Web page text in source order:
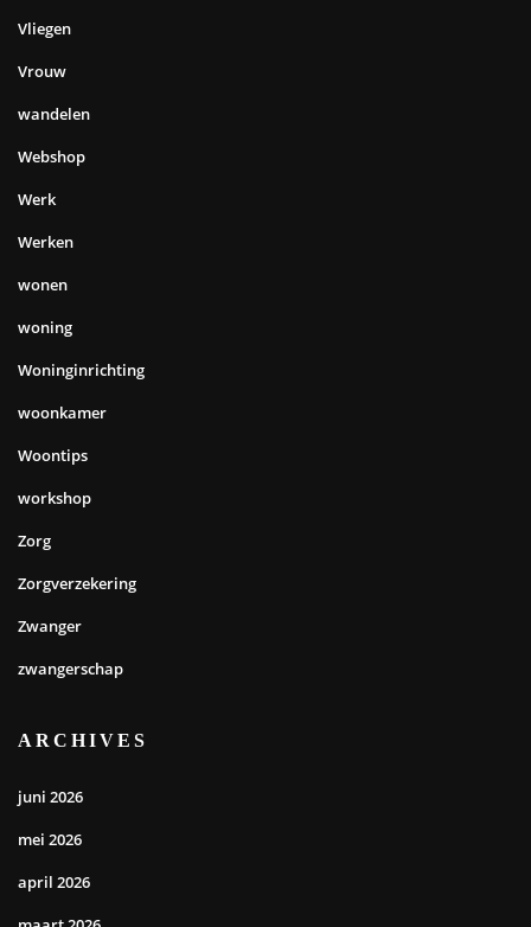
Vliegen
Vrouw
wandelen
Webshop
Werk
Werken
wonen
woning
Woninginrichting
woonkamer
Woontips
workshop
Zorg
Zorgverzekering
Zwanger
zwangerschap
ARCHIVES
juni 2026
mei 2026
april 2026